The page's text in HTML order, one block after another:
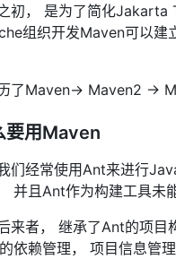
初， 是为了简化Jakarta
组织开发Maven可以建
了Maven-> Maven2 ->
要用Maven
们经常使用Ant来进行
并且Ant作为构建工具未
来者， 继承了Ant的项目
依赖管理， 项目信息管